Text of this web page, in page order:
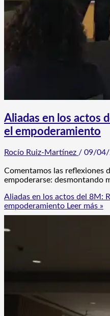
Aliadas en los actos
el empoderamiento
Rocío Ruiz-Martínez / 09/04/
Comentamos las reflexiones
empoderarse: desmontando
Aliadas en los actos del 8M:
empoderamiento Leer más »